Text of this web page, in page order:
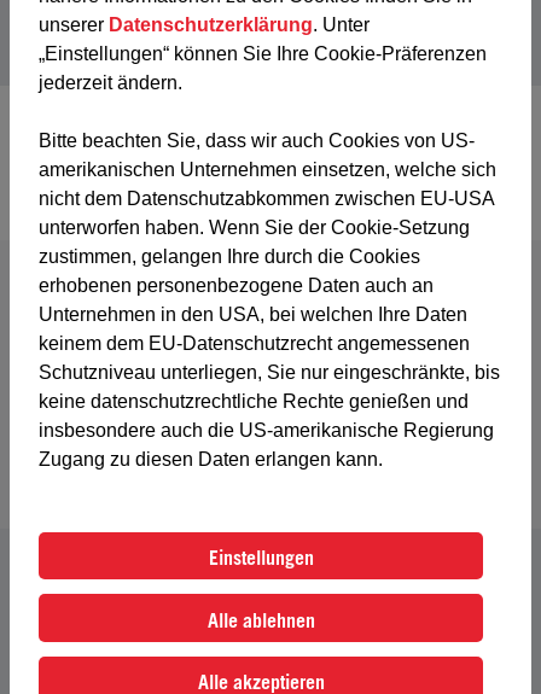
1/ 6
Buchen fixer Platz
Warteliste
Voranmeldung Kurs mit Voraussetzungen
Anfrage Buchbar nur auf Rückfrage
Kostenloses
unserer Datenschutzerklärung. Unter
„Einstellungen“ können Sie Ihre Cookie-Präferenzen
jederzeit ändern.
Bitte beachten Sie, dass wir auch Cookies von US-
amerikanischen Unternehmen einsetzen, welche sich
nicht dem Datenschutzabkommen zwischen EU-USA
unterworfen haben. Wenn Sie der Cookie-Setzung
zustimmen, gelangen Ihre durch die Cookies
erhobenen personenbezogene Daten auch an
Unternehmen in den USA, bei welchen Ihre Daten
keinem dem EU-Datenschutzrecht angemessenen
Schutzniveau unterliegen, Sie nur eingeschränkte, bis
keine datenschutzrechtliche Rechte genießen und
insbesondere auch die US-amerikanische Regierung
Zugang zu diesen Daten erlangen kann.
Einstellungen
Alle ablehnen
Alle akzeptieren